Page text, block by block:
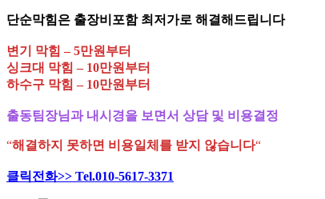
단순막힘은 출장비포함 최저가로 해결해드립니다
변기 막힘 – 5만원부터
싱크대 막힘 – 10만원부터
하수구 막힘 – 10만원부터
출동팀장님과 내시경을 보면서 상담 및 비용결정
“해결하지 못하면 비용일체를 받지 않습니다“
클릭전화>> Tel.010-5617-3371